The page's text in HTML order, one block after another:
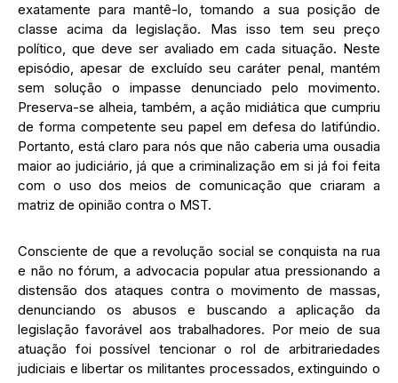
exatamente para mantê-lo, tomando a sua posição de
classe acima da legislação. Mas isso tem seu preço
político, que deve ser avaliado em cada situação. Neste
episódio, apesar de excluído seu caráter penal, mantém
sem solução o impasse denunciado pelo movimento.
Preserva-se alheia, também, a ação midiática que cumpriu
de forma competente seu papel em defesa do latifúndio.
Portanto, está claro para nós que não caberia uma ousadia
maior ao judiciário, já que a criminalização em si já foi feita
com o uso dos meios de comunicação que criaram a
matriz de opinião contra o MST.
Consciente de que a revolução social se conquista na rua
e não no fórum, a advocacia popular atua pressionando a
distensão dos ataques contra o movimento de massas,
denunciando os abusos e buscando a aplicação da
legislação favorável aos trabalhadores. Por meio de sua
atuação foi possível tencionar o rol de arbitrariedades
judiciais e libertar os militantes processados, extinguindo o